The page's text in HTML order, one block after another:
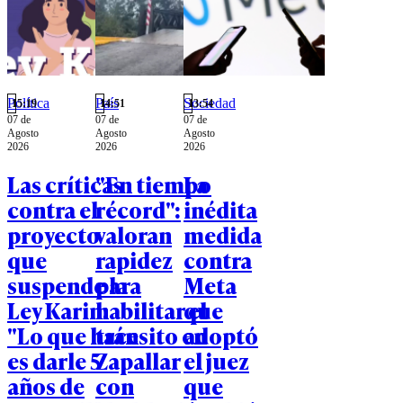
Política
15:19
07 de
Agosto
2026
Las críticas
contra el
proyecto
que
suspende la
Ley Karin:
"Lo que hace
es darle 5
años de
País
14:51
07 de
Agosto
2026
"En tiempo
récord":
valoran
rapidez
para
habilitar el
tránsito en
Zapallar
con
Sociedad
13:54
07 de
Agosto
2026
La
inédita
medida
contra
Meta
que
adoptó
el juez
que